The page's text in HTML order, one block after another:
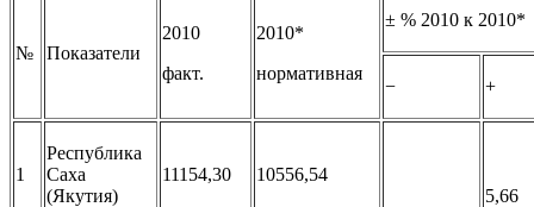
№ Показатели
2010
факт.
2010*
нормативная
± % 2010 к 2010*
− +
1
Республика
Саха
(Якутия)
11154,30
10556,54
5,66